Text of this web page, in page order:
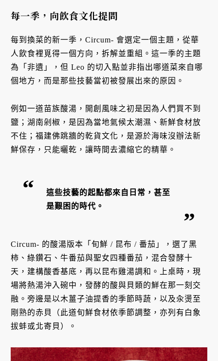
每一季，向飲食文化提問
每到換菜的新一季，Circum- 會選定一個主題，從華
人飲食裡覓得一個方向，拆解並重組。這一季的主題
為「非遺」，但 Leo 的切入點並非指出哪道菜來自哪
個地方，而是那些技藝當初被發展出來的原因。
例如一道苗族酸湯，開創風味之初是因為人們買不到
鹽；湖南剁椒，是因為當地氣候太潮濕、新鮮食材放
不住；福建佛跳牆的乾貨文化，是源於海味沒辦法新
鮮保存，只能曬乾，讓時間去濃縮它的精華。
這些技藝的起點都來自日常，甚至
是艱困的時代。
Circum- 的酸湯版本「旬鮮 / 昆布 / 番茄」，選了黑
柿、綠鑽石、牛番茄與聖女四種番茄，混合發酵十
天，建構酸香基底，再以昆布雞湯調和。上桌時，現
場將熱湯沖入碗中，發酵的酸與貝類的鮮在那一刻交
融。旁邊是以木薑子油提香的季節時蔬，以及汆燙至
剛熟的赤貝（此道旬鮮食材依季節調整，亦列有白象
拔蚌或北寄貝）。